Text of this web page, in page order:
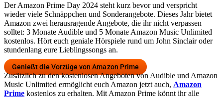
Der Amazon Prime Day 2024 steht kurz bevor und verspricht
wieder viele Schnäppchen und Sonderangebote. Dieses Jahr bietet
Amazon zwei herausragende Angebote, die ihr nicht verpassen
solltet: 3 Monate Audible und 5 Monate Amazon Music Unlimited
kostenlos. Hört euch geniale Hörspiele rund um John Sinclair oder
stundenlang eure Lieblingssongs an.
Genießt die Vorzüge von Amazon Prime
Zusätzlich zu den kostenlosen Angeboten von Audible und Amazon
Music Unlimited ermöglicht euch Amazon jetzt auch, Amazon
Prime kostenlos zu erhalten. Mit Amazon Prime könnt ihr alle